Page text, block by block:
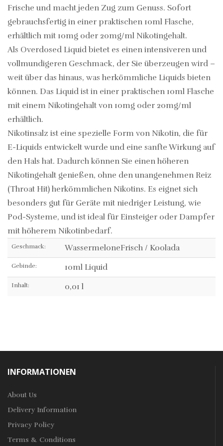
Frische und macht jeden Zug zum Genuss. Sofort
gebrauchsfertig in einer praktischen 10ml Flasche,
erhältlich mit 10mg oder 20mg/ml Nikotingehalt.
Als Overdosed Liquid bietet es einen intensiveren und
vollmundigeren Geschmack, der Sie überzeugen wird –
weit über das hinaus, was herkömmliche Liquids bieten
können. Das Liquid ist in einer praktischen 10ml Flasche
mit einem Nikotingehalt von 10mg oder 20mg/ml
erhältlich.
Nikotinsalz ist eine spezielle Form von Nikotin, die für
E-Liquids entwickelt wurde und eine sanfte Wirkung auf
den Hals hat. Dadurch können Sie einen höheren
Nikotingehalt genießen, ohne den unangenehmen Reiz
(Throat Hit) herkömmlichen Nikotins. Es eignet sich
besonders gut für Geräte mit niedriger Leistung, wie
Pod-Systeme, und ist ideal für Einsteiger oder Dampfer
mit höherem Nikotinbedarf.
Geschmack: WassermeloneFrisch / Koolada
Gebinde: 10ml Liquid
Inhalt: 0,01 l
INFORMATIONEN
About Us
Delivery Information
Privacy Policy
Terms & Conditions